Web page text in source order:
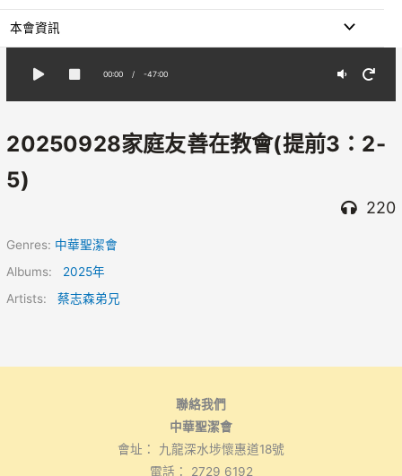
本會資訊
00:00 / -47:00
20250928家庭友善在教會(提前3：2-
5)
220
Genres: 中華聖潔會
Albums: 2025年
Artists:蔡志森弟兄
聯絡我們
中華聖潔會
會址： 九龍深水埗懷惠道18號
電話： 2729 6192